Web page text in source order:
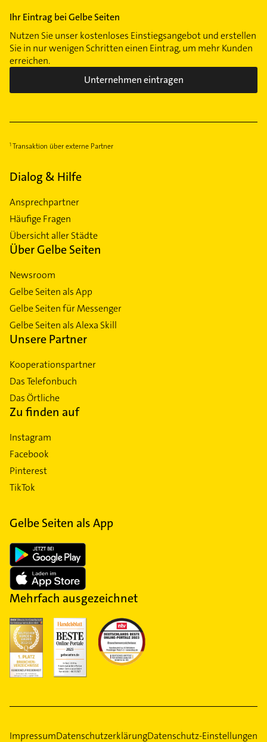
Ihr Eintrag bei Gelbe Seiten
Nutzen Sie unser kostenloses Einstiegsangebot und erstellen
Sie in nur wenigen Schritten einen Eintrag, um mehr Kunden
erreichen.
Unternehmen eintragen
Transaktion über externe Partner
Dialog & Hilfe
Ansprechpartner
Häufige Fragen
Übersicht aller Städte
Über Gelbe Seiten
Newsroom
Gelbe Seiten als App
Gelbe Seiten für Messenger
Gelbe Seiten als Alexa Skill
Unsere Partner
Kooperationspartner
Das Telefonbuch
Das Örtliche
Zu finden auf
Instagram
Facebook
Pinterest
TikTok
Gelbe Seiten als App
Mehrfach ausgezeichnet
ImpressumDatenschutzerklärungDatenschutz-Einstellungen